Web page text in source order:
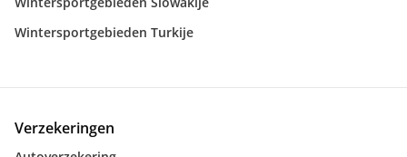
Wintersportgebieden Turkije
Verzekeringen